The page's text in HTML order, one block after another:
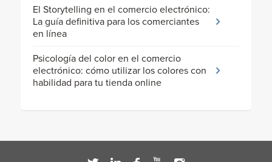
El Storytelling en el comercio electrónico:
La guía definitiva para los comerciantes
en línea
Psicología del color en el comercio
electrónico: cómo utilizar los colores con
habilidad para tu tienda online